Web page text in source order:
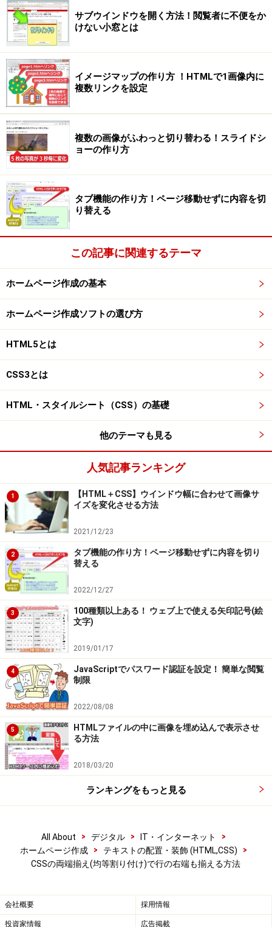
サブウインドウを開く方法！閲覧者に不便をか
けない小窓とは
イメージマップの作り方 ！HTMLで1画像内に
複数リンクを設定
複数の画像がふわっと切り替わる！スライドシ
ョーの作り方
タブ機能の作り方！ページ移動せずに内容を切
り替える
この記事に関連するテーマ
ホームページ作成の基本
ホームページ作成ソフトの選び方
HTML5とは
CSS3とは
HTML・スタイルシート（CSS）の基礎
他のテーマも見る
人気記事ランキング
1
【HTML＋CSS】ウインドウ幅に合わせて画像サ
イズを変化させる方法
2021/12/23
2
タブ機能の作り方！ページ移動せずに内容を切り
替える
2022/12/27
3
100種類以上ある！ ウェブ上で使える矢印記号(絵
文字)
2019/01/17
4
JavaScriptでパスワード認証を設定！ 簡単な閲覧
制限
2022/08/08
5
HTMLファイルの中に画像を埋め込んで表示させ
る方法
2018/03/20
ランキングをもっと見る
All About > デジタル > IT・インターネット
>
ホームページ作成
> テキストの配置・装飾 (HTML,CSS)
>
CSSの両端揃え(均等割り付け)で行の右端も揃える方法
会社概要 採用情報
投資家情報 広告掲載